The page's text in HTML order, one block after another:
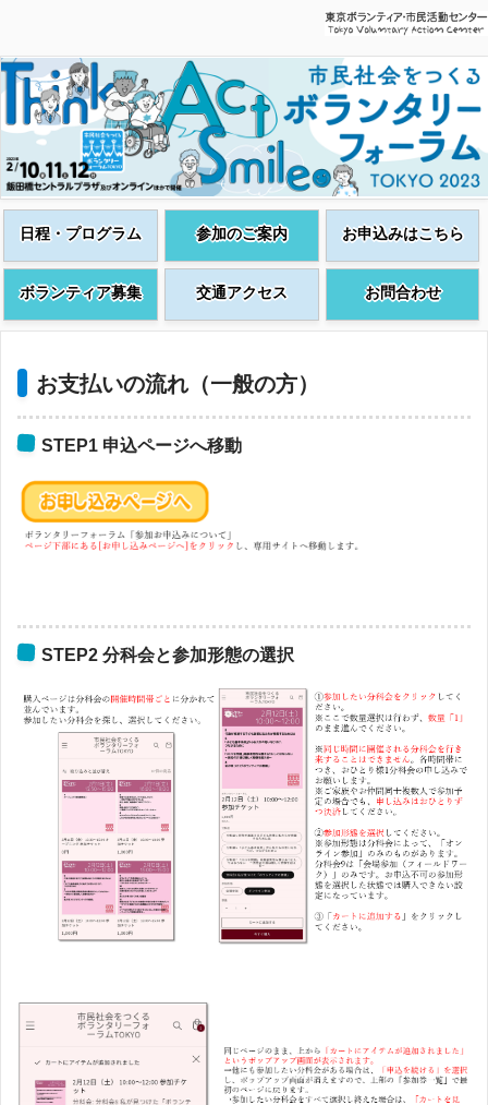
日程・プログラム 参加のご案内 お申込みはこちら
ボランティア募集 交通アクセス お問合わせ
お支払いの流れ（一般の方）
STEP1 申込ページへ移動
STEP2 分科会と参加形態の選択